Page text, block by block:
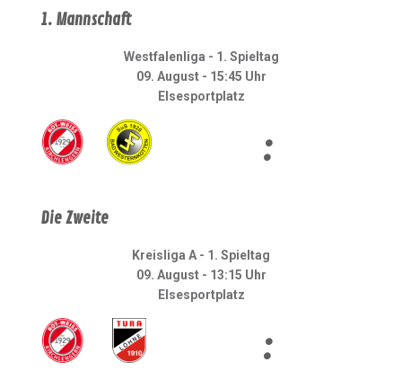
1. Mannschaft
Westfalenliga - 1. Spieltag
09. August - 15:45 Uhr
Elsesportplatz
:
Die Zweite
Kreisliga A - 1. Spieltag
09. August - 13:15 Uhr
Elsesportplatz
: